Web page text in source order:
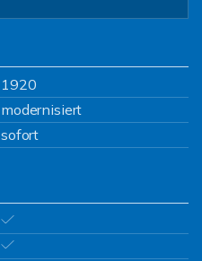
1920
modernisiert
sofort